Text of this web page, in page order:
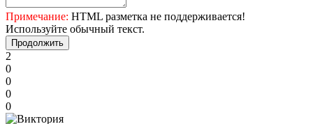
Примечание: HTML разметка не поддерживается!
Используйте обычный текст.
Продолжить
2
0
0
0
0